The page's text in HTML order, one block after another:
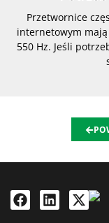
Przetwornice
internetowym
550 Hz. Jeśli